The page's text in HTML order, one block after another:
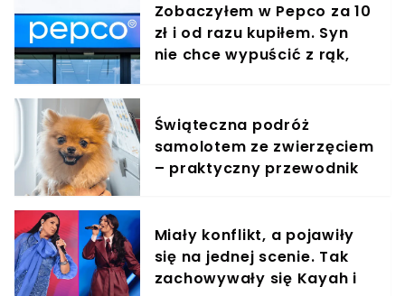
Zobaczyłem w Pepco za 10
zł i od razu kupiłem. Syn
nie chce wypuścić z rąk,
Świąteczna podróż
samolotem ze zwierzęciem
– praktyczny przewodnik
Miały konflikt, a pojawiły
się na jednej scenie. Tak
zachowywały się Kayah i